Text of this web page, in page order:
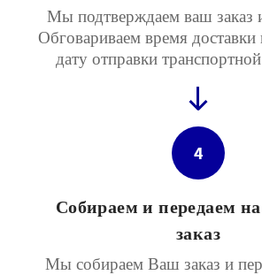
Мы подтверждаем ваш заказ
Обговариваем время
дату отправки
4
Собираем и передаем
заказ
Мы собираем Ваш заказ и